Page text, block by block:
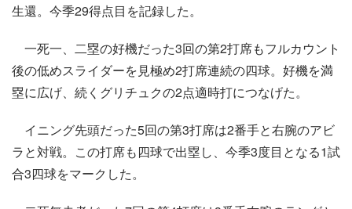
生還。今季29得点目を記録した。
一死一、二塁の好機だった3回の第2打席もフルカウント
後の低めスライダーを見極め2打席連続の四球。好機を満
塁に広げ、続くグリチュクの2点適時打につなげた。
イニング先頭だった5回の第3打席は2番手と右腕のアビ
ラと対戦。この打席も四球で出塁し、今季3度目となる1試
合3四球をマークした。